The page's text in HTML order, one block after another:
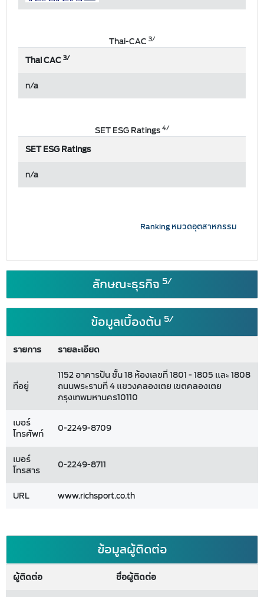
Thai-CAC 3/
Thai CAC3/
n/a
SET ESG Ratings4/
SET ESG Ratings
n/a
Ranking หมวดอุตสาหกรรม
ลักษณะธุรกิจ 5/
ข้อมูลเบื้องต้น 5/
รายการ รายละเอียด
ที่อยู่
1152 อาคารปัน ชั้น 18 ห้องเลขที่ 1801 - 1805 และ 1808
ถนนพระรามที่ 4 แขวงคลองเตย เขตคลองเตย
กรุงเทพมหานคร10110
เบอร์
โทรศัพท์
0-2249-8709
เบอร์
โทรสาร
0-2249-8711
URL www.richsport.co.th
ข้อมูลผู้ติดต่อ
ผู้ติดต่อ
ชื่อผู้ติดต่อ